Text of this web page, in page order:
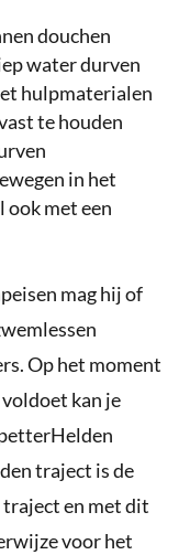
douchen
water durven
hulpmaterialen
te houden
in het
ook met een
mag hij of
Op het moment
kan je
traject is de
en met dit
voor het